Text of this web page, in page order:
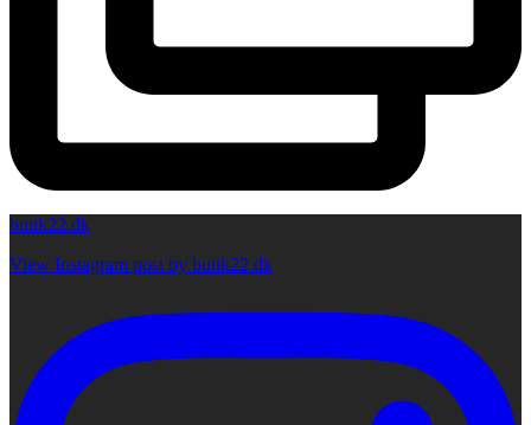
butik22.dk
View Instagram post by butik22.dk